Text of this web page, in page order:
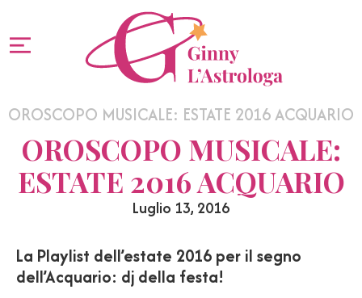
OROSCOPO MUSICALE: ESTATE 2016 ACQUARIO
OROSCOPO MUSICALE:
ESTATE 2016 ACQUARIO
Luglio 13, 2016
La Playlist dell’estate 2016 per il segno
dell’Acquario: dj della festa!